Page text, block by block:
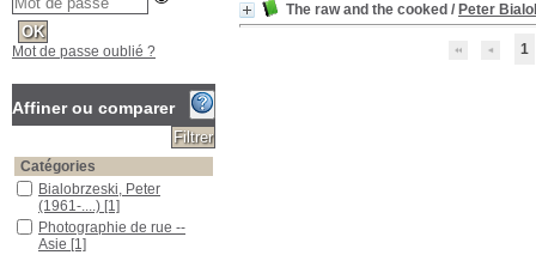
The raw and the cooked / Peter
1
Mot de passe oublié ?
Affiner ou comparer
Catégories
Bialobrzeski, Peter
(1961-....) [1]
Photographie de rue --
Asie [1]